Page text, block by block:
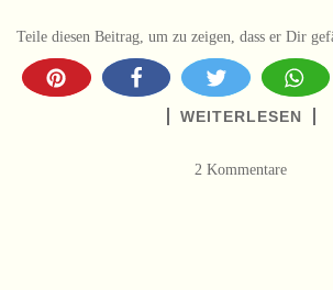
Teile diesen Beitrag, um zu zeigen, dass er Dir
WEITERLESEN
2 Kommentare